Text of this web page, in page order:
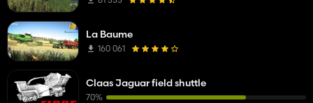
La Baume
160 061
Claas Jaguar field shuttle
70%